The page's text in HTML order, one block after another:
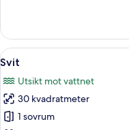
Öppna
alla
foton
för
Svit
7
Svit
Utsikt mot vattnet
30 kvadratmeter
1 sovrum